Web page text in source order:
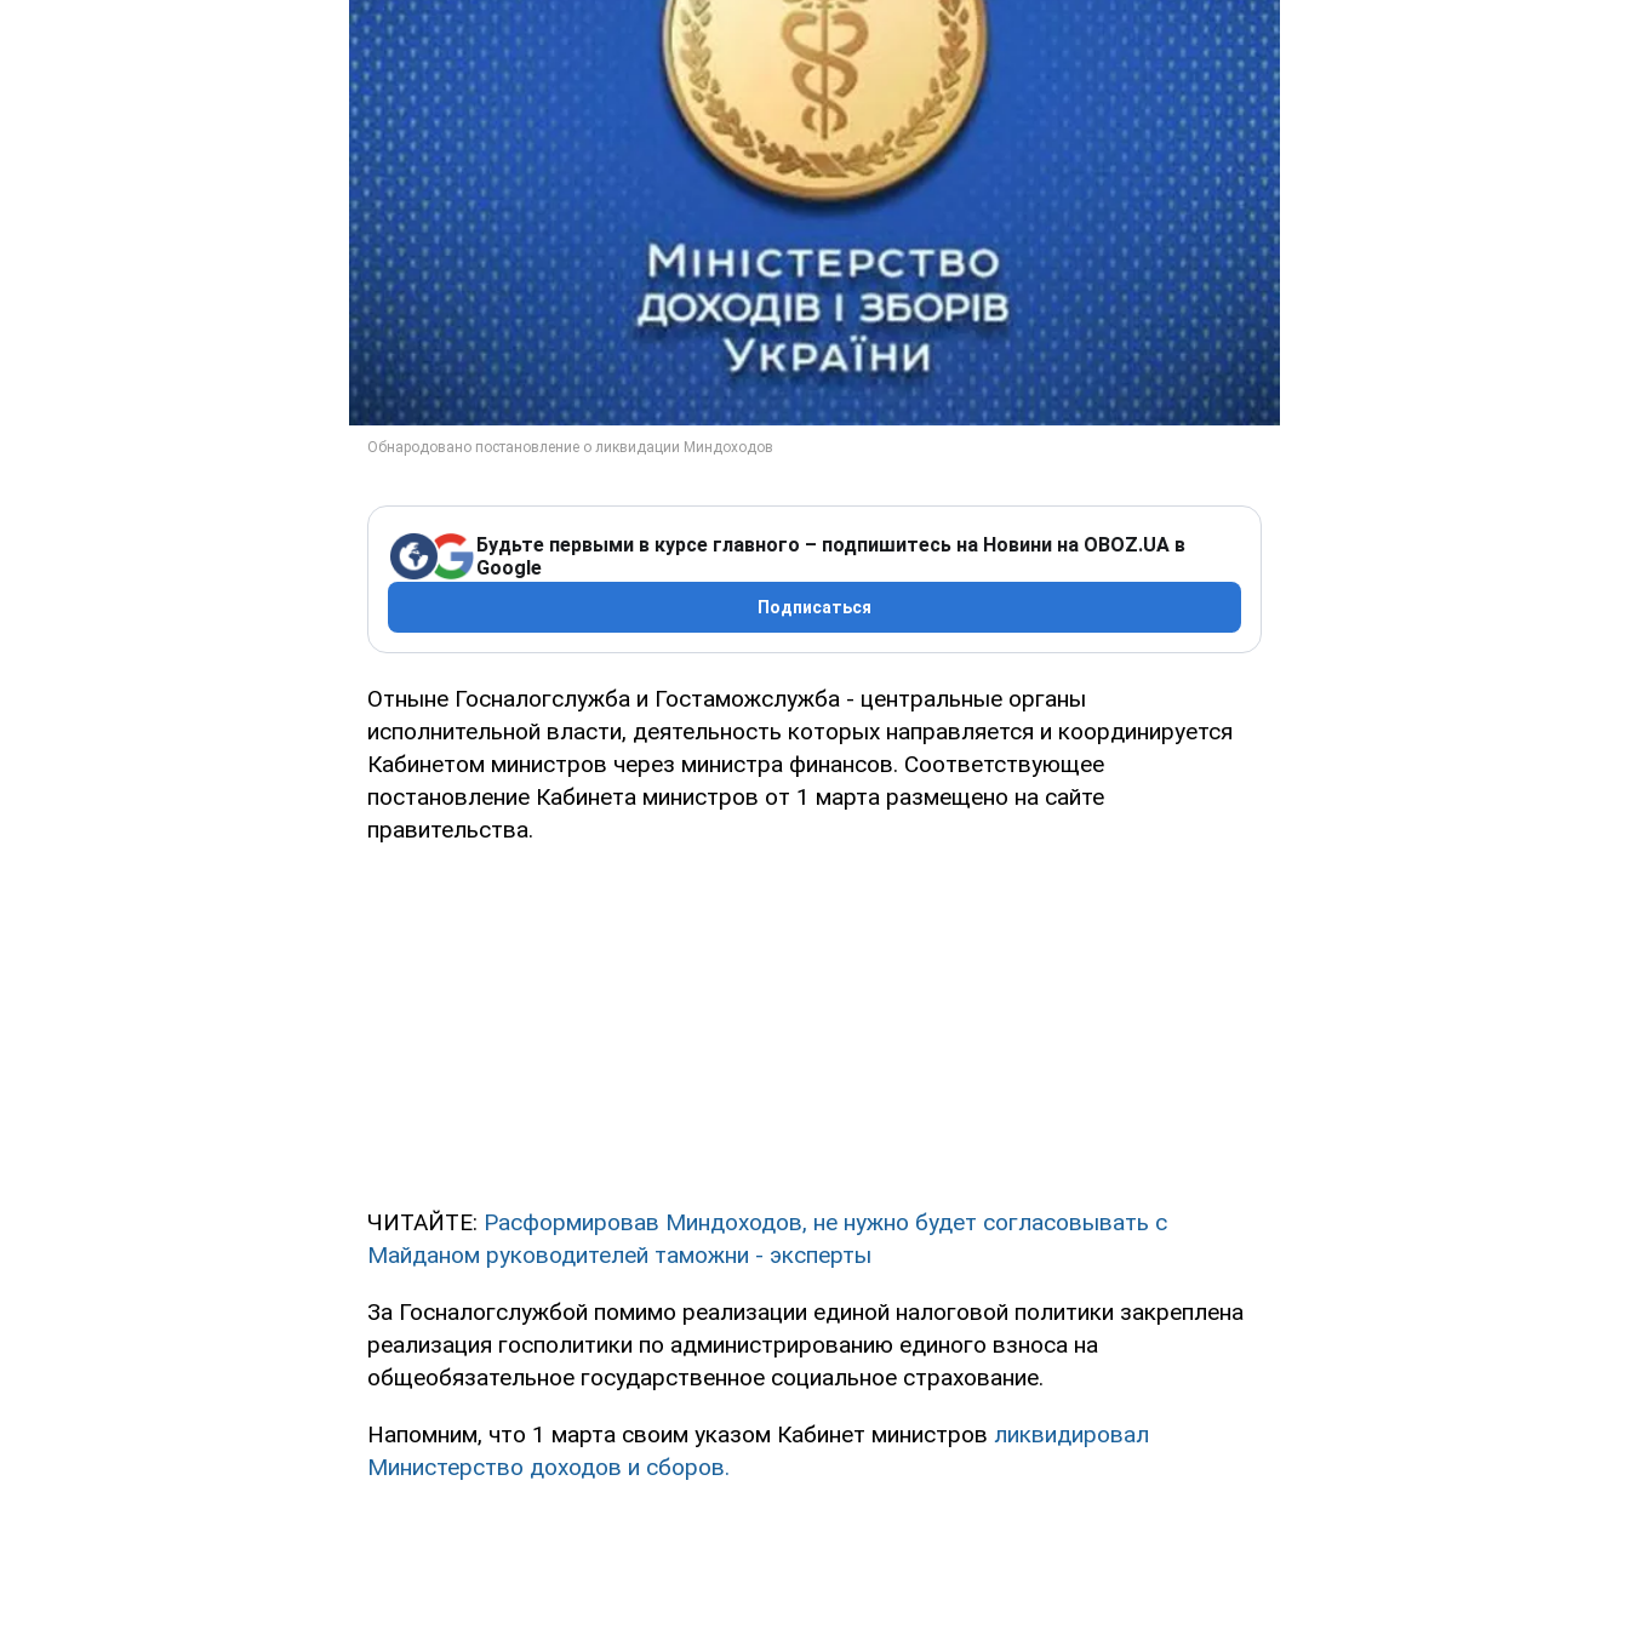
Будьте первыми в курсе главного – подпишитесь на Новини на OBOZ.UA в
Google
Подписаться
Отныне Госналогслужба и Гостаможслужба - центральные органы
исполнительной власти, деятельность которых направляется и координируется
Кабинетом министров через министра финансов. Соответствующее
постановление Кабинета министров от 1 марта размещено на сайте
правительства.
ЧИТАЙТЕ: Расформировав Миндоходов, не нужно будет согласовывать с
Майданом руководителей таможни - эксперты
За Госналогслужбой помимо реализации единой налоговой политики закреплена
реализация госполитики по администрированию единого взноса на
общеобязательное государственное социальное страхование.
Напомним, что 1 марта своим указом Кабинет министров ликвидировал
Министерство доходов и сборов.